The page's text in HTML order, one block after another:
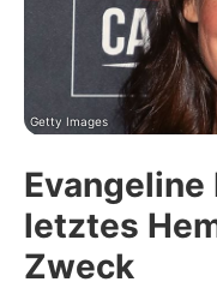
Alle
Getty Images
letztes
Zweck